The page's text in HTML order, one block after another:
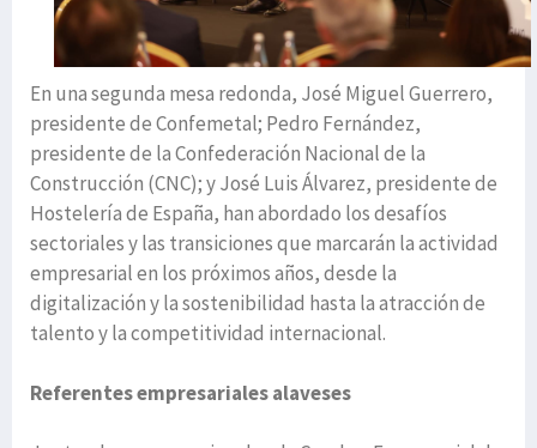
En una segunda mesa redonda, José Miguel Guerrero,
presidente de Confemetal; Pedro Fernández,
presidente de la Confederación Nacional de la
Construcción (CNC); y José Luis Álvarez, presidente de
Hostelería de España, han abordado los desafíos
sectoriales y las transiciones que marcarán la actividad
empresarial en los próximos años, desde la
digitalización y la sostenibilidad hasta la atracción de
talento y la competitividad internacional.
Referentes empresariales alaveses